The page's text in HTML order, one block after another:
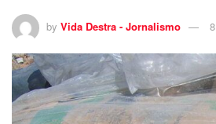
by Vida Destra - Jornalismo